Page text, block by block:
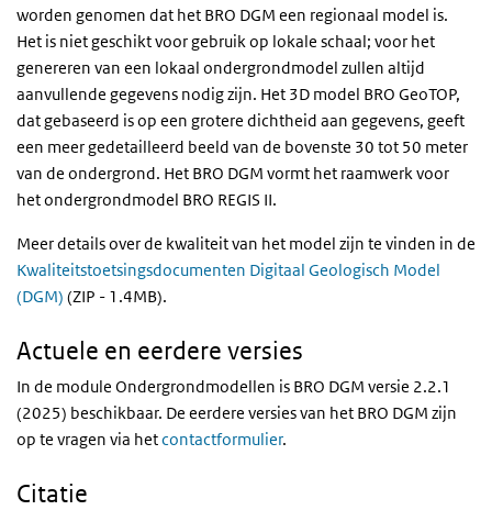
worden genomen dat het BRO DGM een regionaal model is.
Het is niet geschikt voor gebruik op lokale schaal; voor het
genereren van een lokaal ondergrondmodel zullen altijd
aanvullende gegevens nodig zijn. Het 3D model BRO GeoTOP,
dat gebaseerd is op een grotere dichtheid aan gegevens, geeft
een meer gedetailleerd beeld van de bovenste 30 tot 50 meter
van de ondergrond. Het BRO DGM vormt het raamwerk voor
het ondergrondmodel BRO REGIS II.
Meer details over de kwaliteit van het model zijn te vinden in de
Kwaliteitstoetsingsdocumenten Digitaal Geologisch Model
(DGM) (ZIP - 1.4MB).
Actuele en eerdere versies
In de module Ondergrondmodellen is BRO DGM versie 2.2.1
(2025) beschikbaar. De eerdere versies van het BRO DGM zijn
op te vragen via hetcontactformulier.
Citatie